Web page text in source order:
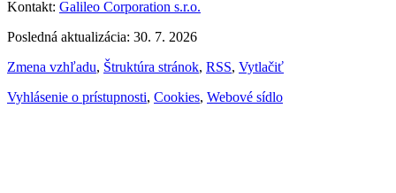
Kontakt: Galileo Corporation s.r.o.
Posledná aktualizácia: 30. 7. 2026
Zmena vzhľadu, Štruktúra stránok, RSS, Vytlačiť
Vyhlásenie o prístupnosti, Cookies, Webové sídlo